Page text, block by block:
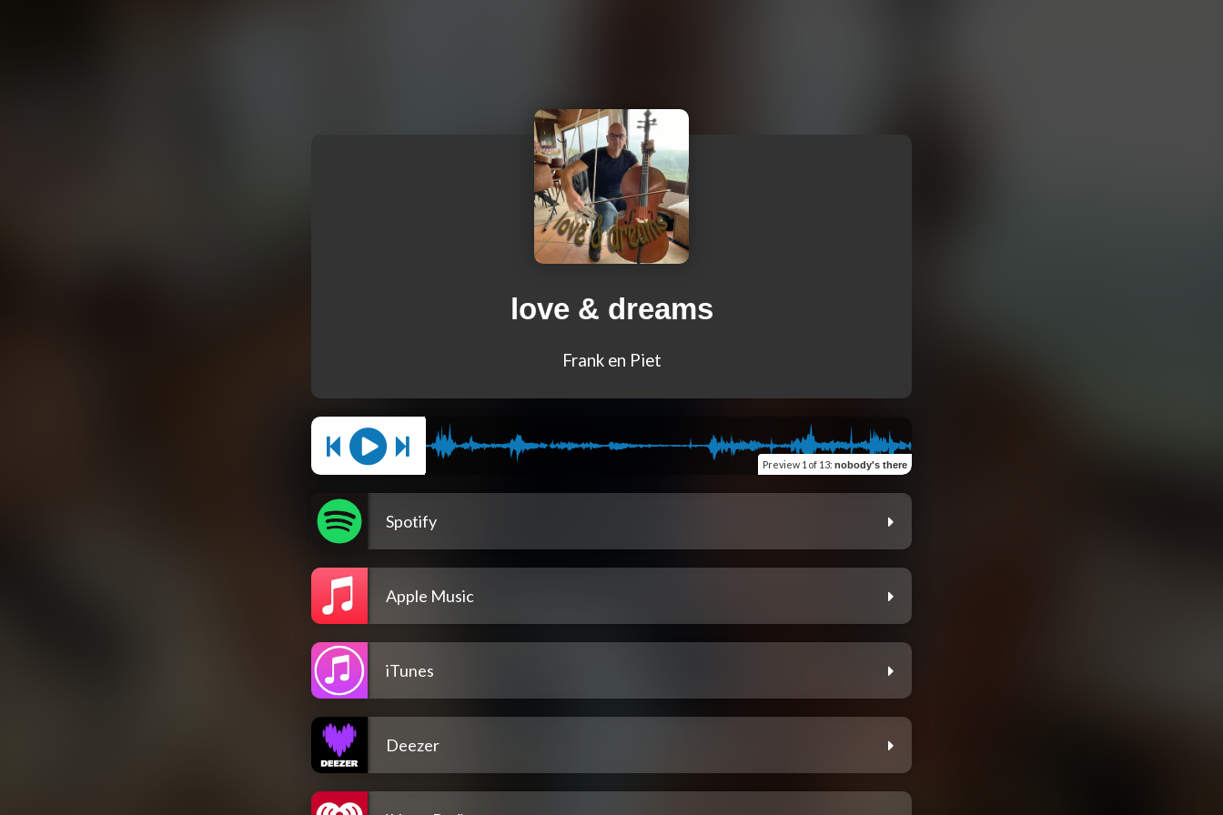
love & dreams
Frank en Piet
Preview 1 of 13: nobody's there
Spotify
Apple Music
iTunes
Deezer